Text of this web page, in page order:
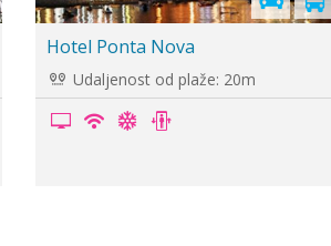
Apartmani Ponta 4*
Udaljenost od plaže: 20m